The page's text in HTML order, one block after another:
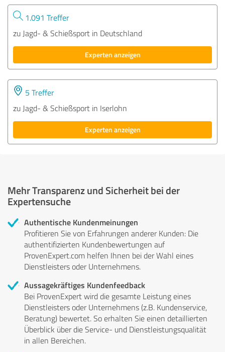
1.091 Treffer
zu Jagd- & Schießsport in Deutschland
Experten anzeigen
5 Treffer
zu Jagd- & Schießsport in Iserlohn
Experten anzeigen
Mehr Transparenz und Sicherheit bei der
Expertensuche
Authentische Kundenmeinungen
Profitieren Sie von Erfahrungen anderer Kunden: Die
authentifizierten Kundenbewertungen auf
ProvenExpert.com helfen Ihnen bei der Wahl eines
Dienstleisters oder Unternehmens.
Aussagekräftiges Kundenfeedback
Bei ProvenExpert wird die gesamte Leistung eines
Dienstleisters oder Unternehmens (z.B. Kundenservice,
Beratung) bewertet. So erhalten Sie einen detaillierten
Überblick über die Service- und Dienstleistungsqualität
in allen Bereichen.